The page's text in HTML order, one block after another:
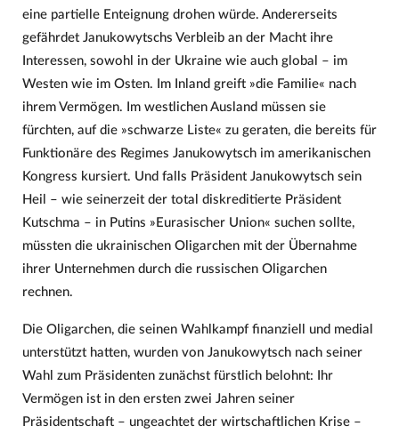
eine partielle Enteignung drohen würde. Andererseits
gefährdet Janukowytschs Verbleib an der Macht ihre
Interessen, sowohl in der Ukraine wie auch global – im
Westen wie im Osten. Im Inland greift »die Familie« nach
ihrem Vermögen. Im westlichen Ausland müssen sie
fürchten, auf die »schwarze Liste« zu geraten, die bereits für
Funktionäre des Regimes Janukowytsch im amerikanischen
Kongress kursiert. Und falls Präsident Janukowytsch sein
Heil – wie seinerzeit der total diskreditierte Präsident
Kutschma – in Putins »Eurasischer Union« suchen sollte,
müssten die ukrainischen Oligarchen mit der Übernahme
ihrer Unternehmen durch die russischen Oligarchen
rechnen.
Die Oligarchen, die seinen Wahlkampf finanziell und medial
unterstützt hatten, wurden von Janukowytsch nach seiner
Wahl zum Präsidenten zunächst fürstlich belohnt: Ihr
Vermögen ist in den ersten zwei Jahren seiner
Präsidentschaft – ungeachtet der wirtschaftlichen Krise –